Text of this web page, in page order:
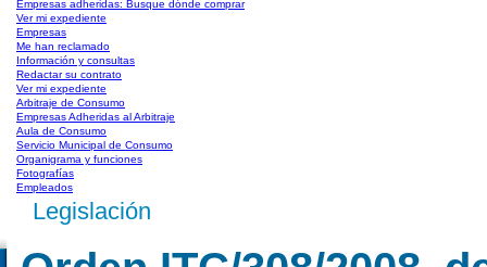
Empresas adheridas: Busque dónde comprar
Ver mi expediente
Empresas
Me han reclamado
Información y consultas
Redactar su contrato
Ver mi expediente
Arbitraje de Consumo
Empresas Adheridas al Arbitraje
Aula de Consumo
Servicio Municipal de Consumo
Organigrama y funciones
Fotografías
Empleados
Legislación